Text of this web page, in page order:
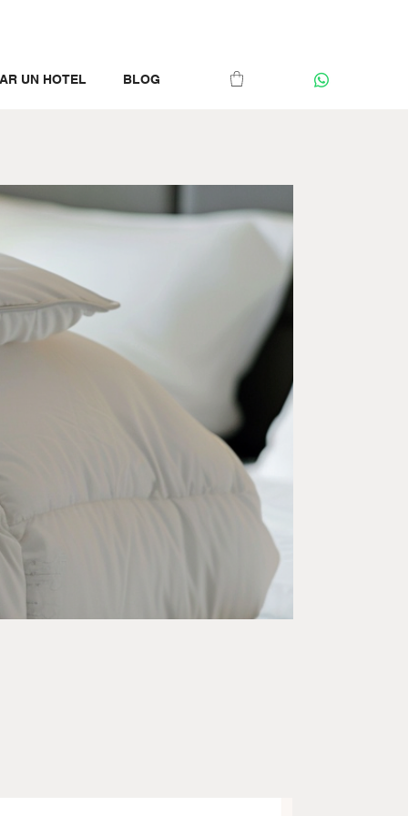
UN HOTEL BLOG